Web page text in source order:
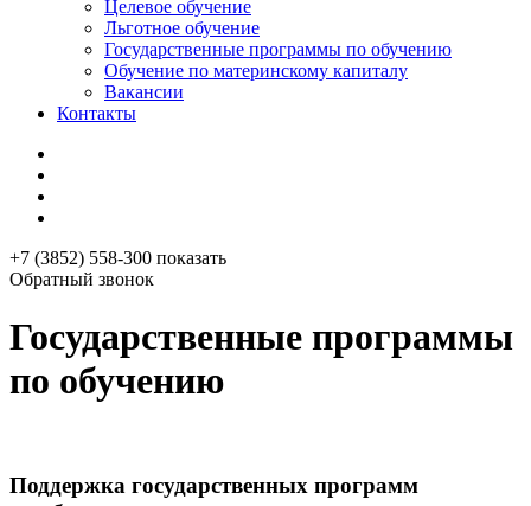
Целевое обучение
Льготное обучение
Государственные программы по обучению
Обучение по материнскому капиталу
Вакансии
Контакты
+7 (3852) 558-300 показать
Обратный звонок
Государственные программы
по обучению
Поддержка государственных программ